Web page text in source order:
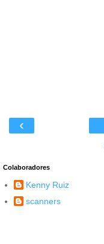
‹
Colaboradores
Kenny Ruiz
scanners